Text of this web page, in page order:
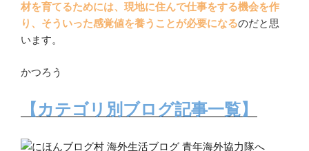
材を育てるためには、現地に住んで仕事をする機会を作
り、そういった感覚値を養うことが必要になるのだと思
います。
かつろう
【カテゴリ別ブログ記事一覧】